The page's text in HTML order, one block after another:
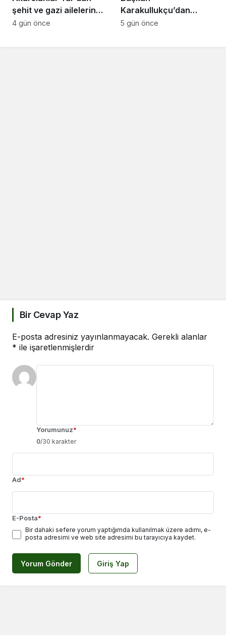
şehit ve gazi ailelerine
anlamlı destek
4 gün önce
Karakullukçu’dan
Sakarya Muşlular
5 gün önce
Bir Cevap Yaz
E-posta adresiniz yayınlanmayacak. Gerekli alanlar
* ile işaretlenmişlerdir
Yorumunuz*
0/30 karakter
Ad*
E-Posta*
Bir dahaki sefere yorum yaptığımda kullanılmak üzere adımı, e-
posta adresimi ve web site adresimi bu tarayıcıya kaydet.
Yorum Gönder Giriş Yap